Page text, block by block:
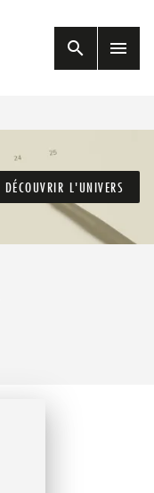
search menu
DÉCOUVRIR L'UNIVERS